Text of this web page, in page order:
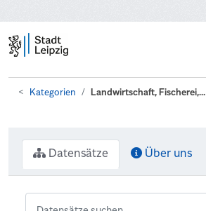
Kategorien Landwirtschaft, Fischerei,...
Datensätze Über uns